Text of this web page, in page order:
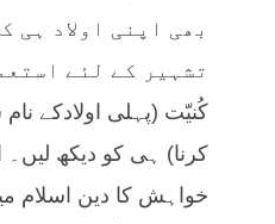
بھی اپنی اولاد ہی
تشہیر کے لئے
کُنیّت (پہلی اولادکے
کرنا) ہی کو دیکھ
خواہش کا دین اسلام